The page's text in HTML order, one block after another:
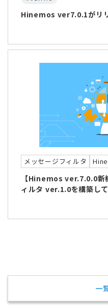
Hinemos ver7.0.1がリ
メッセージフィルタ
【Hinemos ver.7.0.0
ィルタ ver.1.0を構築し
一